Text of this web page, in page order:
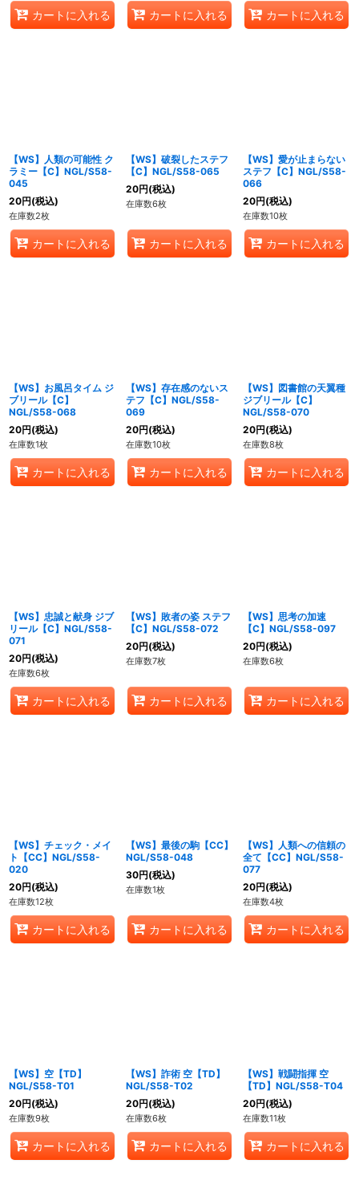
カートに入れる カートに入れる カートに入れる
【WS】人類の可能性 ク
ラミー【C】NGL/S58-
045
20円(税込)
在庫数2枚
カートに入れる
【WS】破裂したステフ
【C】NGL/S58-065
20円(税込)
在庫数6枚
カートに入れる
【WS】愛が止まらない
ステフ【C】NGL/S58-
066
20円(税込)
在庫数10枚
カートに入れる
【WS】お風呂タイム ジ
ブリール【C】
NGL/S58-068
20円(税込)
在庫数1枚
カートに入れる
【WS】存在感のないス
テフ【C】NGL/S58-
069
20円(税込)
在庫数10枚
カートに入れる
【WS】図書館の天翼種
ジブリール【C】
NGL/S58-070
20円(税込)
在庫数8枚
カートに入れる
【WS】忠誠と献身 ジブ
リール【C】NGL/S58-
071
20円(税込)
在庫数6枚
カートに入れる
【WS】敗者の姿 ステフ
【C】NGL/S58-072
20円(税込)
在庫数7枚
カートに入れる
【WS】思考の加速
【C】NGL/S58-097
20円(税込)
在庫数6枚
カートに入れる
【WS】チェック・メイ
ト【CC】NGL/S58-
020
20円(税込)
在庫数12枚
カートに入れる
【WS】最後の駒【CC】
NGL/S58-048
30円(税込)
在庫数1枚
カートに入れる
【WS】人類への信頼の
全て【CC】NGL/S58-
077
20円(税込)
在庫数4枚
カートに入れる
【WS】空【TD】
NGL/S58-T01
20円(税込)
在庫数9枚
カートに入れる
【WS】詐術 空【TD】
NGL/S58-T02
20円(税込)
在庫数6枚
カートに入れる
【WS】戦闘指揮 空
【TD】NGL/S58-T04
20円(税込)
在庫数11枚
カートに入れる